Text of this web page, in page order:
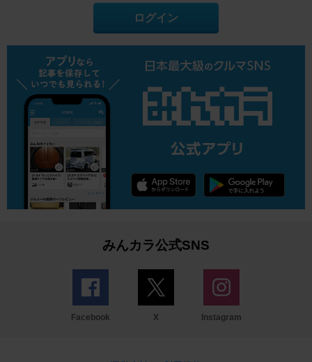
ログイン
みんカラ公式SNS
Facebook X Instagram